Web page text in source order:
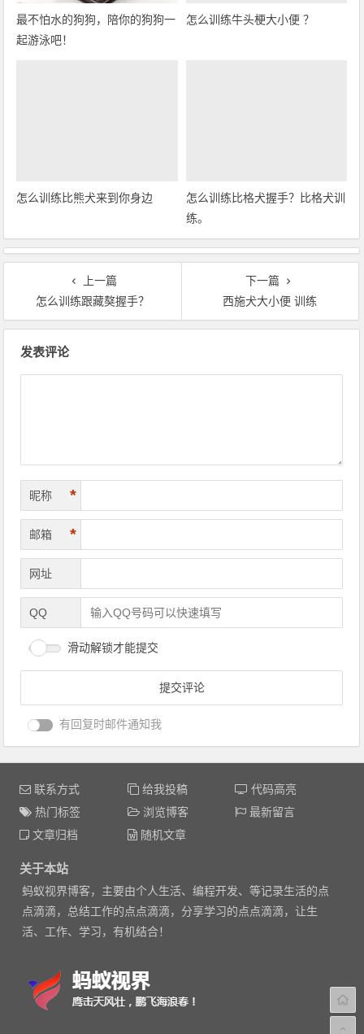
最不怕水的狗狗，陪你的狗狗一
起游泳吧！
怎么训练牛头梗大小便 ？
怎么训练比熊犬来到你身边
怎么训练比格犬握手？比格犬训
练。
上一篇
怎么训练跟藏獒握手？
下一篇
西施犬大小便 训练
发表评论
昵称 *
邮箱 *
网址
QQ
滑动解锁才能提交
有回复时邮件通知我
联系方式 给我投稿
代码高亮
热门标签
浏览博客
最新留言
文章归档
随机文章
关于本站
蚂蚁视界博客，主要由个人生活、编程开发、等记录生活的点
点滴滴，总结工作的点点滴滴，分享学习的点点滴滴，让生
活、工作、学习，有机结合！